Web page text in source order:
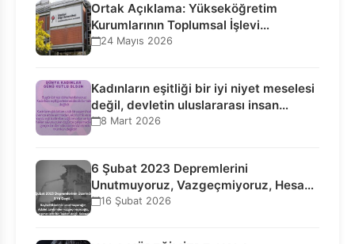
Ortak Açıklama: Yükseköğretim
Kurumlarının Toplumsal İşlevi
Kurucularının Ticari Akıbetine
24 Mayıs 2026
Kadınların eşitliği bir iyi niyet meselesi
değil, devletin uluslararası insan…
8 Mart 2026
6 Şubat 2023 Depremlerini
Unutmuyoruz, Vazgeçmiyoruz, Hesap
Sorulmasını İstiyoruz!
16 Şubat 2026